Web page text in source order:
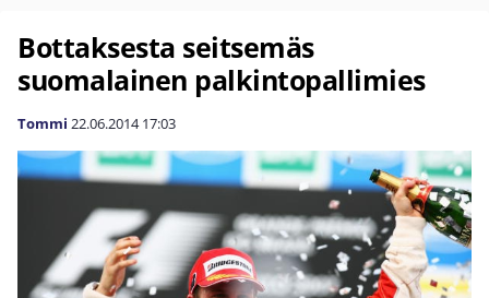
Bottaksesta seitsemäs
suomalainen palkintopallimies
Tommi 22.06.2014 17:03